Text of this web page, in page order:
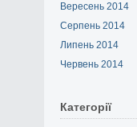
Вересень 2014
Серпень 2014
Липень 2014
Червень 2014
Категорії